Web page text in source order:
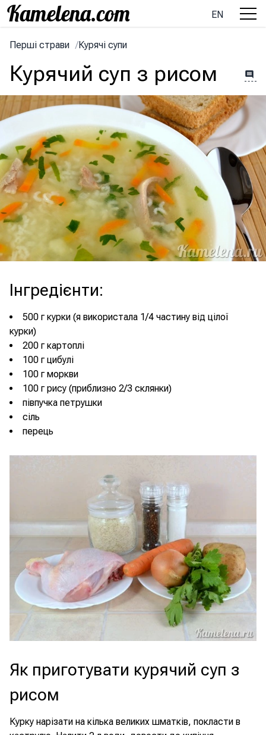
EN
Перші страви /Курячі супи
Курячий суп з рисом
Інгредієнти:
500 г курки (я використала 1/4 частину від цілої
курки)
200 г картоплі
100 г цибулі
100 г моркви
100 г рису (приблизно 2/3 склянки)
півпучка петрушки
сіль
перець
Як приготувати курячий суп з
рисом
Курку нарізати на кілька великих шматків, покласти в